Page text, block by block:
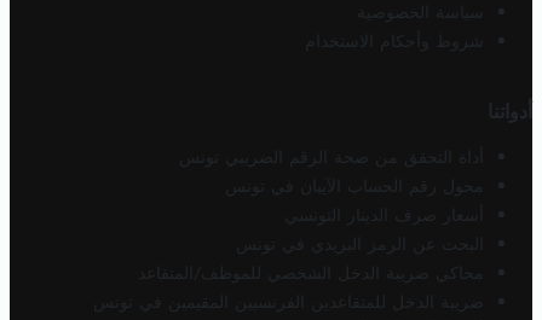
سياسة الخصوصية
شروط وأحكام الاستخدام
أدواتنا
أداة التحقق من صحة الرقم الضريبي تونس
محول رقم الحساب الآيبان في تونس
أسعار صرف الدينار التونسي
البحث عن الرمز البريدي في تونس
محاكي ضريبة الدخل الشخصي للموظف/المتقاعد
ضريبة الدخل للمتقاعدين الفرنسيين المقيمين في تونس